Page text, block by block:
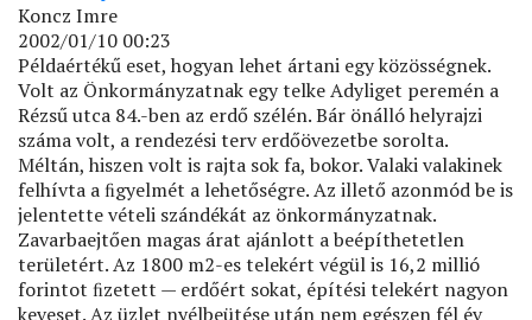
Koncz Imre
2002/01/10 00:23
Példaértékű eset, hogyan lehet ártani egy közösségnek.
Volt az Önkormányzatnak egy telke Adyliget peremén a
Rézsű utca 84.-ben az erdő szélén. Bár önálló helyrajzi
száma volt, a rendezési terv erdőövezetbe sorolta.
Méltán, hiszen volt is rajta sok fa, bokor. Valaki valakinek
felhívta a ﬁgyelmét a lehetőségre. Az illető azonmód be is
jelentette vételi szándékát az önkormányzatnak.
Zavarbaejtően magas árat ajánlott a beépíthetetlen
területért. Az 1800 m2-es telekért végül is 16,2 millió
forintot ﬁzetett — erdőért sokat, építési telekért nagyon
keveset. Az üzlet nyélbeütése után nem egészen fél év